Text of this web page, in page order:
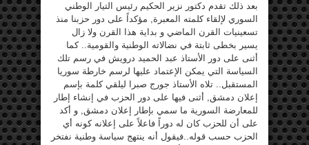
بعد ذلك تقدم دكتور نزير الحكيم رئيس التيار الوطني
السوري لإلقاء كلمته المعبرة, مؤكداً على دور حزبنا منذ
تسعينيات القرن الماضي و بداية هذا القرن ولا زال
يسير بخطى ثابتة في نضالاته الوطنية والقومية.. كما
أثنى على دور الأستاذ عبد الحميد درويش في رسم تلك
السياسة التي يمكن الإعتماد عليها لرسم خارطة سوريا
المستقبل.. تلاه الأستاذ جورج صبرا ليلقي كلمة بإسم
إعلان دمشق, أثنى فيها على دور الحزب في إنشاء إطار
للمعارضة السورية ما سمي بإطار إعلان دمشق, و أكد
على أن للحزب كان له دوراً فاعلاً على إعلانه كونه أي
الحزب حسب قوله..فيقول أنه ينتهج سياسة وطنية نفتخر